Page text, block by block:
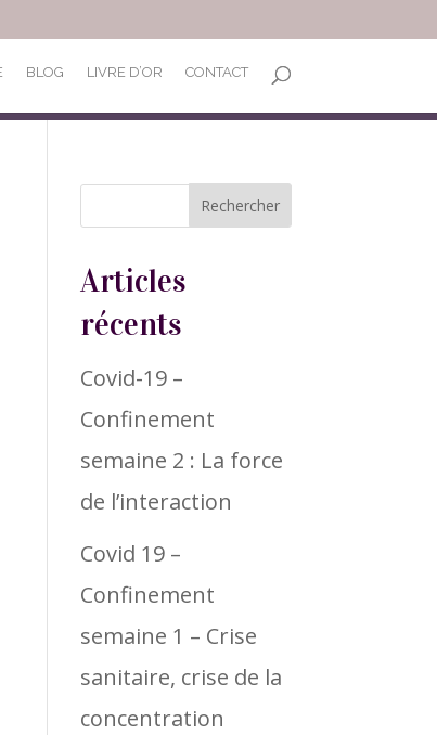
BLOG LIVRE D’OR CONTACT
Articles
récents
Covid-19 –
Confinement
semaine 2 : La force
de l’interaction
Covid 19 –
Confinement
semaine 1 – Crise
sanitaire, crise de la
concentration